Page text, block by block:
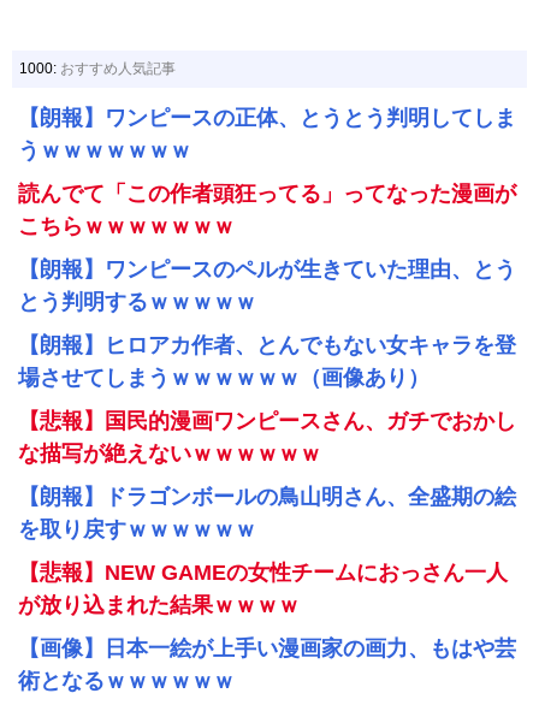
1000: おすすめ人気記事
【朗報】ワンピースの正体、とうとう判明してしま
うｗｗｗｗｗｗｗ
読んでて「この作者頭狂ってる」ってなった漫画が
こちらｗｗｗｗｗｗｗ
【朗報】ワンピースのペルが生きていた理由、とう
とう判明するｗｗｗｗｗ
【朗報】ヒロアカ作者、とんでもない女キャラを登
場させてしまうｗｗｗｗｗｗ（画像あり）
【悲報】国民的漫画ワンピースさん、ガチでおかし
な描写が絶えないｗｗｗｗｗｗ
【朗報】ドラゴンボールの鳥山明さん、全盛期の絵
を取り戻すｗｗｗｗｗｗ
【悲報】NEW GAMEの女性チームにおっさん一人
が放り込まれた結果ｗｗｗｗ
【画像】日本一絵が上手い漫画家の画力、もはや芸
術となるｗｗｗｗｗｗ